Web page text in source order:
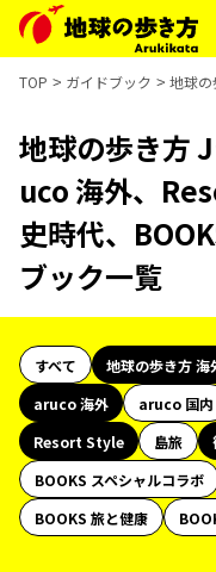
TOP ガイドブック 地球
地球の歩き方
uco 海外、
史時代、
ブック一覧
すべて 地球の歩き方 海
aruco 海外
aruco 国内
Resort Style
島旅
BOOKS スペシャルコラボ
BOOKS 旅と健康